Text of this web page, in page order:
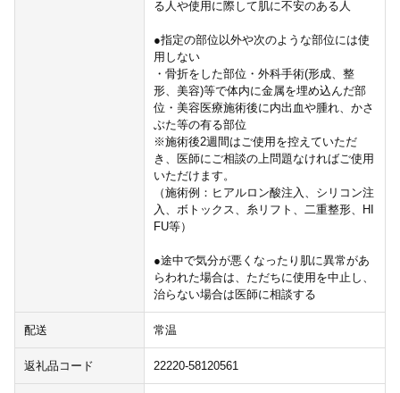
る人や使用に際して肌に不安のある人
●指定の部位以外や次のような部位には使
用しない
・骨折をした部位・外科手術(形成、整
形、美容)等で体内に金属を埋め込んだ部
位・美容医療施術後に内出血や腫れ、かさ
ぶた等の有る部位
※施術後2週間はご使用を控えていただ
き、医師にご相談の上問題なければご使用
いただけます。
（施術例：ヒアルロン酸注入、シリコン注
入、ボトックス、糸リフト、二重整形、HI
FU等）
●途中で気分が悪くなったり肌に異常があ
らわれた場合は、ただちに使用を中止し、
治らない場合は医師に相談する
配送 常温
返礼品コード 22220-58120561